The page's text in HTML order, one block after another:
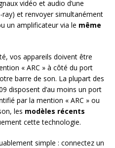
vidéo et audio d’une
et renvoyer simultanément
un amplificateur via le même
vos appareils doivent être
« ARC » à côté du port
barre de son. La plupart des
disposent d’au moins un port
par la mention « ARC » ou
les modèles récents
cette technologie.
simple : connectez un